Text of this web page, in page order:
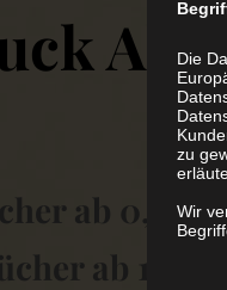
ab 0,99
ab 1,79
Die
zu
Wir